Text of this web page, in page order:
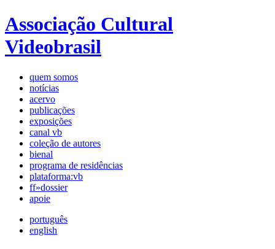
Associação Cultural
Videobrasil
quem somos
notícias
acervo
publicações
exposições
canal vb
coleção de autores
bienal
programa de residências
plataforma:vb
ff»dossier
apoie
português
english